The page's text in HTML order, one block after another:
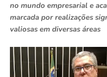
no mundo empresarial e
marcada por realizações
valiosas em diversas áreas